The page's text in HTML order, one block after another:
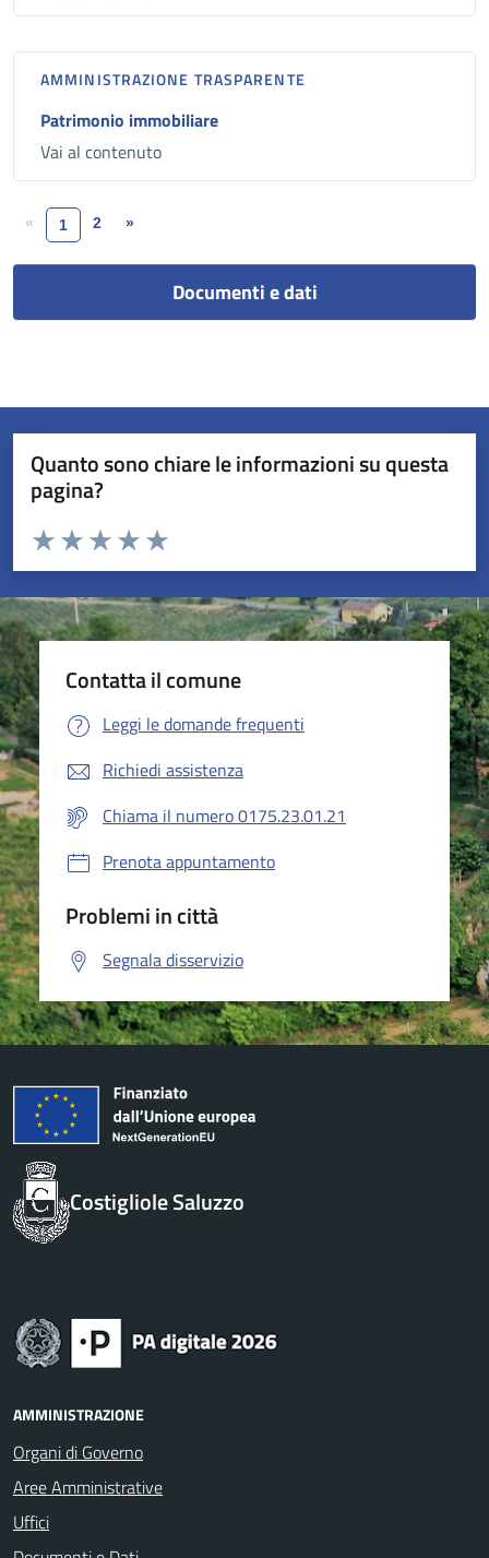
AMMINISTRAZIONE TRASPARENTE
Patrimonio immobiliare
Vai al contenuto
« 1 2 »
Documenti e dati
Quanto sono chiare le informazioni su questa
pagina?
Valuta da 1 a 5 stelle la pagina
Valuta 5 stelle su 5
Valuta 4 stelle su 5
Valuta 3 stelle su 5
Valuta 2 stelle su 5
Valuta 1 stelle su 5
Contatta il comune
Leggi le domande frequenti
Richiedi assistenza
Chiama il numero 0175.23.01.21
Prenota appuntamento
Problemi in città
Segnala disservizio
Costigliole Saluzzo
AMMINISTRAZIONE
Organi di Governo
Aree Amministrative
Uffici